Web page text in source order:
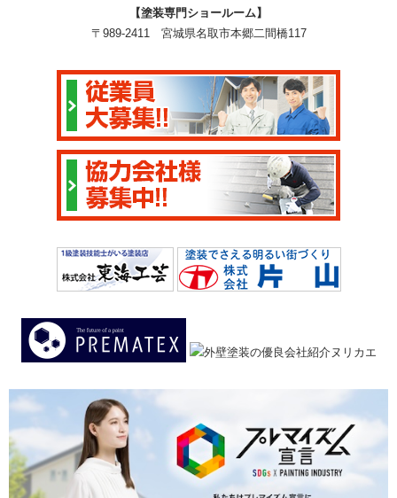
【塗装専門ショールーム】
〒989-2411 宮城県名取市本郷二間橋117